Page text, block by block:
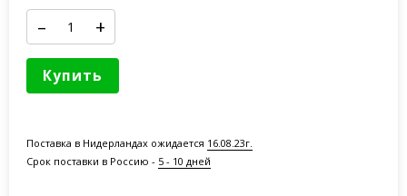
– +
Купить
Поставка в Нидерландах ожидается 16.08.23г.
Срок поставки в Россию - 5 - 10 дней